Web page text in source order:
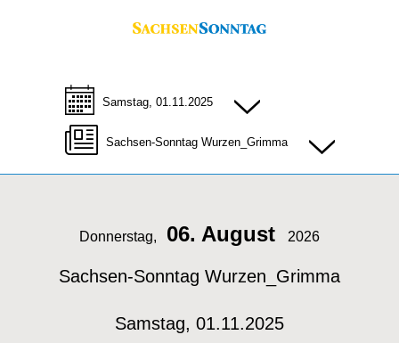
Samstag, 01.11.2025
Sachsen-Sonntag Wurzen_Grimma
Donnerstag, 06. August 2026
Sachsen-Sonntag Wurzen_Grimma
Samstag, 01.11.2025